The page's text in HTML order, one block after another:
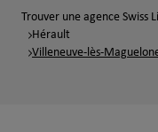
Trouver une agence Swiss
Hérault
Villeneuve-lès-